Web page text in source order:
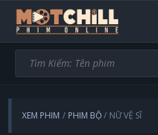
XEM PHIM PHIM BỘ NỮ VỆ SĨ